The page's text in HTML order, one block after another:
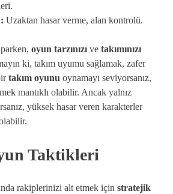
Uzaktan hasar verme, alan kontrolü.
oyun tarzınızı ve takımınızı
ki, takım uyumu sağlamak, zafer
takım oyunu oynamayı seviyorsanız,
mantıklı olabilir. Ancak yalnız
yüksek hasar veren karakterler
Taktikleri
rakiplerinizi alt etmek için stratejik